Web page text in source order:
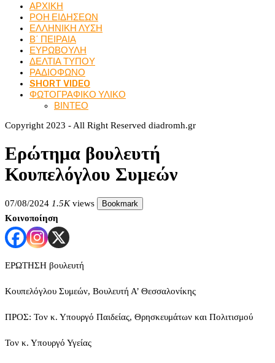
ΑΡΧΙΚΗ
ΡΟΗ ΕΙΔΗΣΕΩΝ
ΕΛΛΗΝΙΚΗ ΛΥΣΗ
Β΄ ΠΕΙΡΑΙΑ
ΕΥΡΩΒΟΥΛΗ
ΔΕΛΤΙΑ ΤΥΠΟΥ
ΡΑΔΙΟΦΩΝΟ
SHORT VIDEO
ΦΩΤΟΓΡΑΦΙΚΟ ΥΛΙΚΟ
ΒΙΝΤΕΟ
Copyright 2023 - All Right Reserved diadromh.gr
Ερώτημα βουλευτή
Κουπελόγλου Συμεών
07/08/2024 1.5Kviews Bookmark
Κοινοποίηση
ΕΡΩΤΗΣΗ βουλευτή
Κουπελόγλου Συμεών, Βουλευτή Α’ Θεσσαλονίκης
ΠΡΟΣ: Τον κ. Υπουργό Παιδείας, Θρησκευμάτων και Πολιτισμού
Τον κ. Υπουργό Υγείας